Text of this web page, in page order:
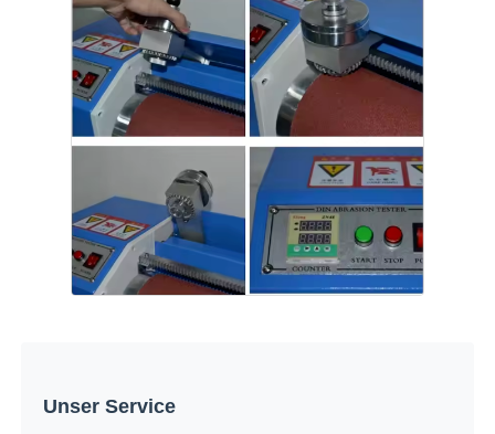
Unser Service